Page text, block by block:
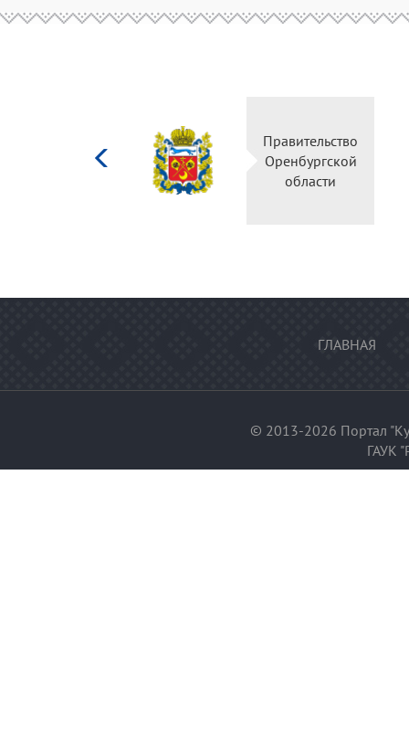
культуры
Российской
Правительство
Оренбургской
области
ГЛАВНАЯ
© 2013-2026 Портал
ГАУК